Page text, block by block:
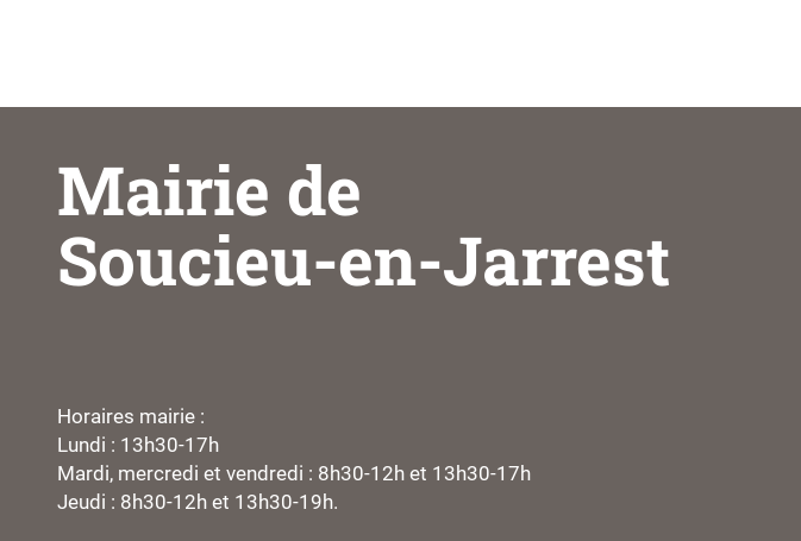
Mairie de
Soucieu-en-Jarrest
Horaires mairie :
Lundi : 13h30-17h
Mardi, mercredi et vendredi : 8h30-12h et 13h30-17h
Jeudi : 8h30-12h et 13h30-19h.